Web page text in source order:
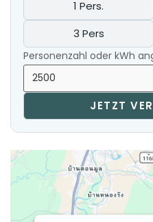
1 Pers.
3 Pers
Personenzahl oder kWh
JETZT